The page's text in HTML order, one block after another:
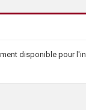
disponible pour